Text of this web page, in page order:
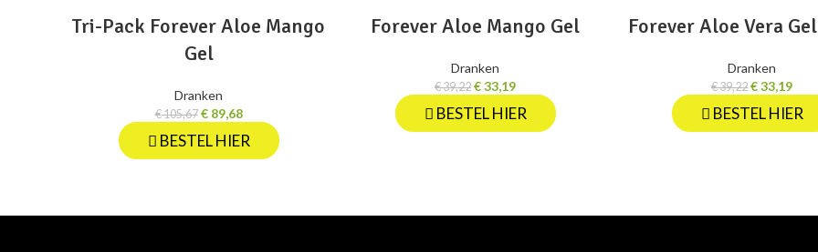
Tri-Pack Forever Aloe Mango
Gel
Dranken
€105,67 €89,68
BESTEL HIER
Forever Aloe Mango Gel
Dranken
€39,22 €33,19
BESTEL HIER
Forever Aloe Vera
Dranken
€39,22 €33,19
BESTEL HIER